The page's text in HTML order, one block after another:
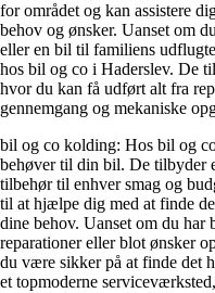
for området og kan assistere
behov og ønsker. Uanset om
eller en bil til familiens
hos bil og co i Haderslev. De
hvor du kan få udført alt fra
gennemgang og mekaniske
bil og co kolding: Hos bil og
behøver til din bil. De tilbyder
tilbehør til enhver smag og
til at hjælpe dig med at finde
dine behov. Uanset om du
reparationer eller blot ønsker
du være sikker på at finde det
et topmoderne